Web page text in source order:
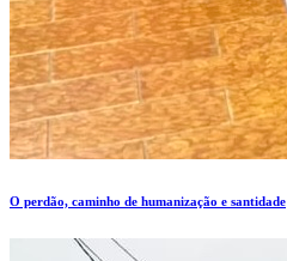
O perdão, caminho de humanização e santidade